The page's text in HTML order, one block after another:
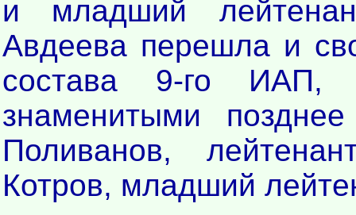
и младший
Авдеева перешла и
состава 9-го ИАП,
знаменитыми
Поливанов,
Котров, младший